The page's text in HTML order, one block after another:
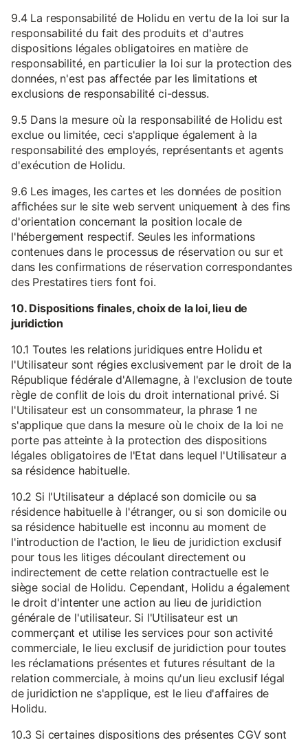
9.4 La responsabilité de Holidu en vertu de la loi sur la
responsabilité du fait des produits et d'autres
dispositions légales obligatoires en matière de
responsabilité, en particulier la loi sur la protection des
données, n'est pas affectée par les limitations et
exclusions de responsabilité ci-dessus.
9.5 Dans la mesure où la responsabilité de Holidu est
exclue ou limitée, ceci s'applique également à la
responsabilité des employés, représentants et agents
d'exécution de Holidu.
9.6 Les images, les cartes et les données de position
affichées sur le site web servent uniquement à des fins
d'orientation concernant la position locale de
l'hébergement respectif. Seules les informations
contenues dans le processus de réservation ou sur et
dans les confirmations de réservation correspondantes
des Prestatires tiers font foi.
10. Dispositions finales, choix de la loi, lieu de
juridiction
10.1 Toutes les relations juridiques entre Holidu et
l'Utilisateur sont régies exclusivement par le droit de la
République fédérale d'Allemagne, à l'exclusion de toute
règle de conflit de lois du droit international privé. Si
l'Utilisateur est un consommateur, la phrase 1 ne
s'applique que dans la mesure où le choix de la loi ne
porte pas atteinte à la protection des dispositions
légales obligatoires de l'Etat dans lequel l'Utilisateur a
sa résidence habituelle.
10.2 Si l'Utilisateur a déplacé son domicile ou sa
résidence habituelle à l'étranger, ou si son domicile ou
sa résidence habituelle est inconnu au moment de
l'introduction de l'action, le lieu de juridiction exclusif
pour tous les litiges découlant directement ou
indirectement de cette relation contractuelle est le
siège social de Holidu. Cependant, Holidu a également
le droit d'intenter une action au lieu de juridiction
générale de l'utilisateur. Si l'Utilisateur est un
commerçant et utilise les services pour son activité
commerciale, le lieu exclusif de juridiction pour toutes
les réclamations présentes et futures résultant de la
relation commerciale, à moins qu'un lieu exclusif légal
de juridiction ne s'applique, est le lieu d'affaires de
Holidu.
10.3 Si certaines dispositions des présentes CGV sont